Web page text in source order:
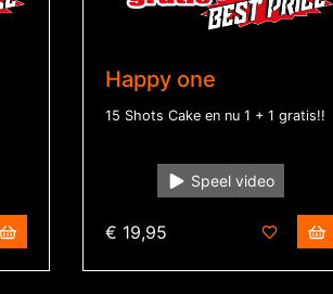
Happy one
15 Shots Cake en nu 1 + 1 gratis!!
Speel video
€ 19,95